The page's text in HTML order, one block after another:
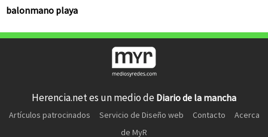
balonmano playa
Herencia.net es un medio de Diario de la mancha
Artículos patrocinados Servicio de Diseño web Contacto
Acerca
de MyR